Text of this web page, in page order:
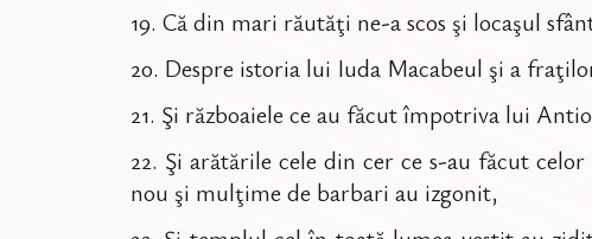
19. Că din mari răutăţi ne-a scos şi locaşul
20. Despre istoria lui Iuda Macabeul şi a
21. Şi războaiele ce au făcut împotriva lui
22. Şi arătările cele din cer ce s-au făcut
nou şi mulţime de barbari au izgonit,